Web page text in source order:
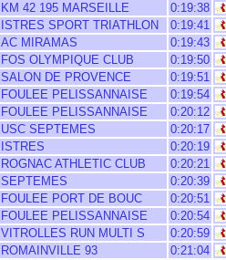
KM 42 195 MARSEILLE
0:19:38
ISTRES SPORT TRIATHLON
0:19:41
AC MIRAMAS
0:19:43
FOS OLYMPIQUE CLUB
0:19:50
SALON DE PROVENCE
0:19:51
FOULEE PELISSANNAISE
0:19:54
FOULEE PELISSANNAISE
0:20:12
USC SEPTEMES
0:20:17
ISTRES
0:20:19
ROGNAC ATHLETIC CLUB
0:20:21
SEPTEMES
0:20:39
FOULEE PORT DE BOUC
0:20:51
FOULEE PELISSANNAISE
0:20:54
VITROLLES RUN MULTI S
0:20:59
ROMAINVILLE 93
0:21:04